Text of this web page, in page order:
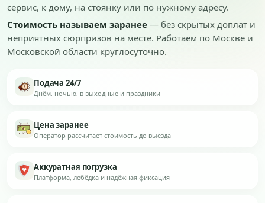
сервис, к дому, на стоянку или по нужному адресу.
Стоимость называем заранее — без скрытых доплат и
неприятных сюрпризов на месте. Работаем по Москве и
Московской области круглосуточно.
Подача 24/7
Днём, ночью, в выходные и праздники
Цена заранее
Оператор рассчитает стоимость до выезда
Аккуратная погрузка
Платформа, лебёдка и надёжная фиксация